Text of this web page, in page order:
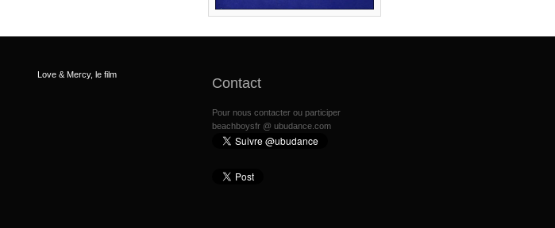
Love & Mercy, le film
Contact
Pour nous contacter ou participer
beachboysfr @ ubudance.com